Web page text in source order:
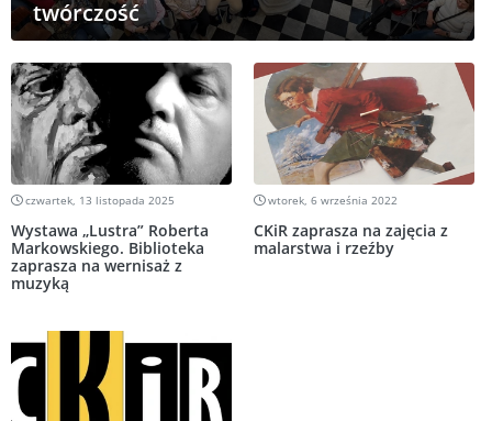
twórczość
czwartek, 13 listopada 2025
Wystawa „Lustra” Roberta
Markowskiego. Biblioteka
zaprasza na wernisaż z
muzyką
wtorek, 6 września 2022
CKiR zaprasza na zajęcia z
malarstwa i rzeźby